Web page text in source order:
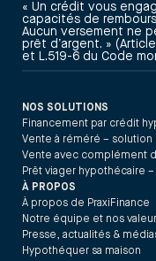
« Un crédit vous
capacités de
Aucun versement ne
prêt d’argent. »
et L.519-6 du Code
NOS SOLUTIONS
Financement par crédit
Vente à réméré –
Vente avec complément
Prêt viager hypothécaire
À PROPOS
À propos de PraxiFinance
Notre équipe et nos
Presse, actualités &
Hypothéquer sa maison